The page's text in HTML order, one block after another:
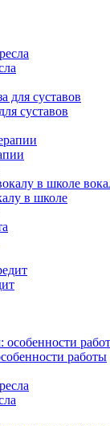
суставов
в школе
работы